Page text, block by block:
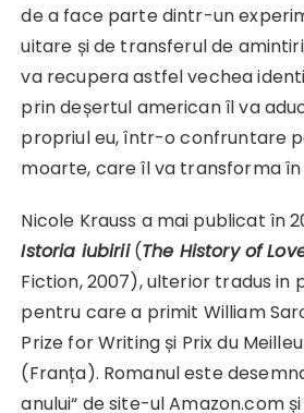
de a face parte dintr-un
uitare și de transferul de
va recupera astfel vechea
prin deșertul american îl va
propriul eu, într-o confruntare
moarte, care îl va transforma în
Nicole Krauss a mai publicat în
Istoria iubirii(The History of
Fiction, 2007), ulterior tradus in
pentru care a primit William
Prize for Writing și Prix du
(Franța). Romanul este
anului“ de site-ul Amazon.com